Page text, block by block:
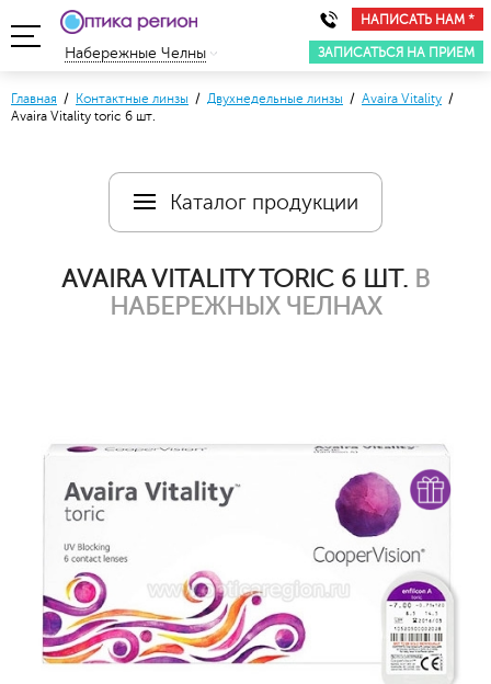
НАПИСАТЬ НАМ *
ЗАПИСАТЬСЯ НА ПРИЕМ
Набережные Челны
Главная / Контактные линзы / Двухнедельные линзы / Avaira Vitality /
Avaira Vitality toric 6 шт.
Каталог продукции
AVAIRA VITALITY TORIC 6 ШТ. В
НАБЕРЕЖНЫХ ЧЕЛНАХ